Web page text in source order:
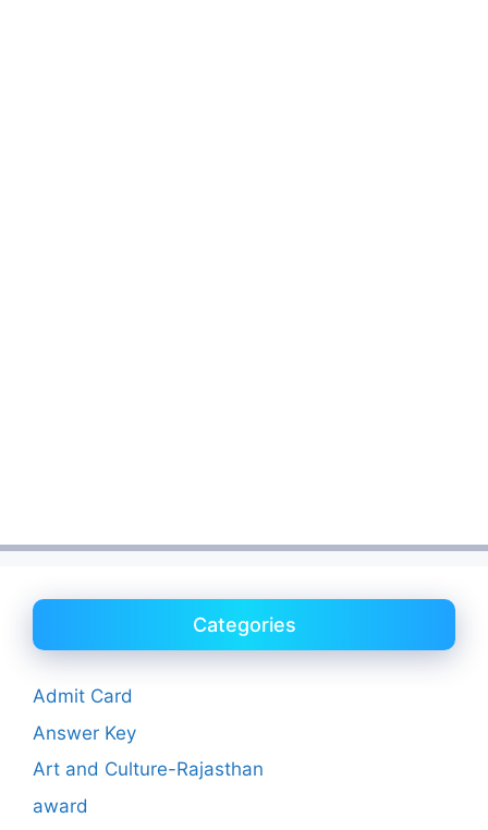
Categories
Admit Card
Answer Key
Art and Culture-Rajasthan
award